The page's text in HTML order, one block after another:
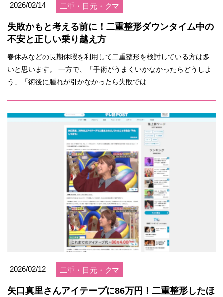
2026/02/14 二重・目元・クマ
失敗かもと考える前に！二重整形ダウンタイム中の
不安と正しい乗り越え方
春休みなどの長期休暇を利用して二重整形を検討している方は多
いと思います。 一方で、「手術がうまくいかなかったらどうしよ
う」「術後に腫れが引かなかったら失敗では...
2026/02/12 二重・目元・クマ
矢口真里さんアイテープに86万円！二重整形したほ